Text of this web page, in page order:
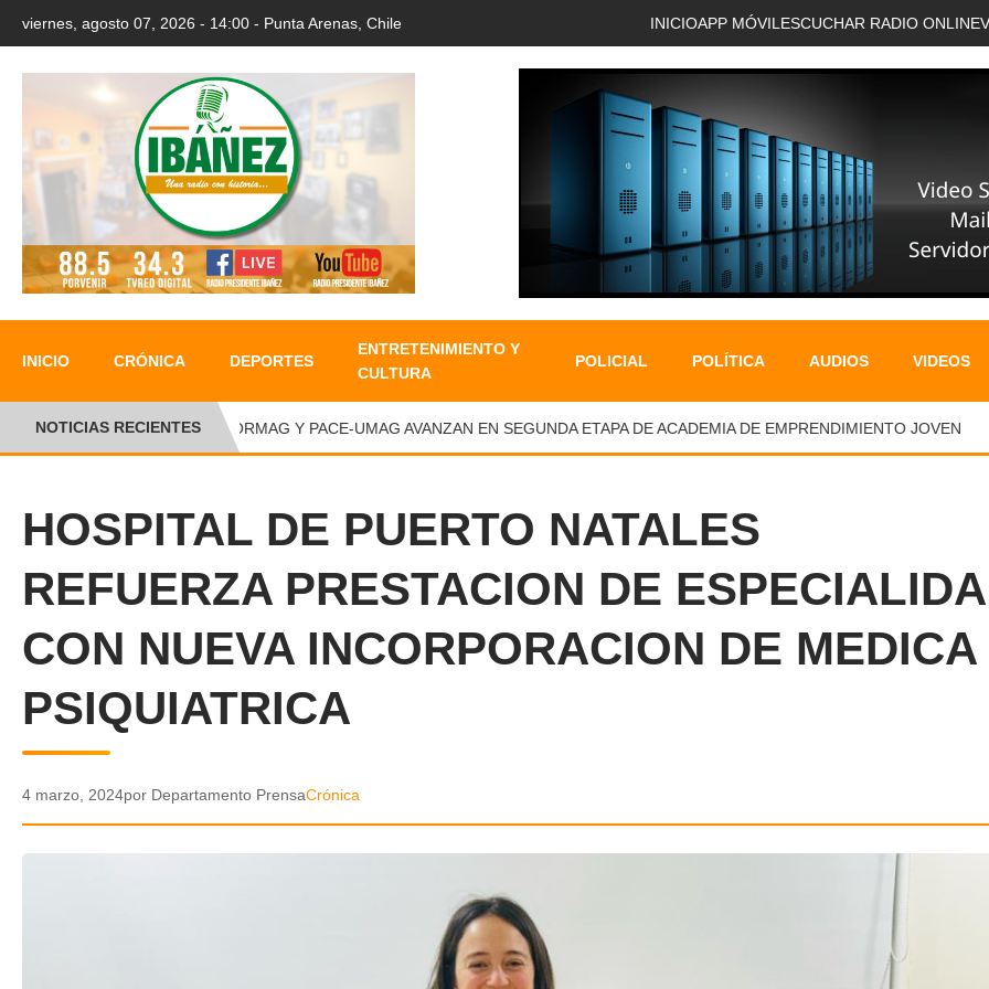
viernes, agosto 07, 2026 - 14:00 - Punta Arenas, Chile INICIOAPP MÓVIL ESCUCHAR RADIO ONLINE
INICIO CRÓNICA DEPORTES
ENTRETENIMIENTO Y
CULTURA
POLICIAL POLÍTICA AUDIOS VIDEOS
NOTICIAS RECIENTESCORMAG Y PACE-UMAG AVANZAN EN SEGUNDA ETAPA DE ACADEMIA DE EMPRENDIMIENTO JOVEN
HOSPITAL DE PUERTO NATALES
REFUERZA PRESTACION DE
CON NUEVA INCORPORACION DE MEDICA
PSIQUIATRICA
4 marzo, 2024por Departamento PrensaCrónica